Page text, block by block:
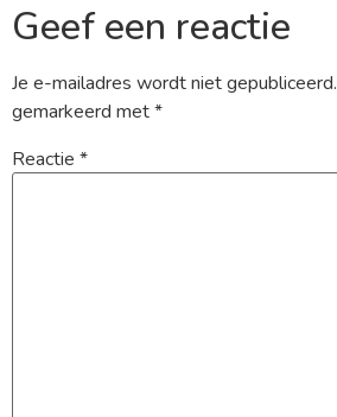
Geef een reactie
Je e-mailadres wordt niet gepubliceerd.
gemarkeerd met*
Reactie *